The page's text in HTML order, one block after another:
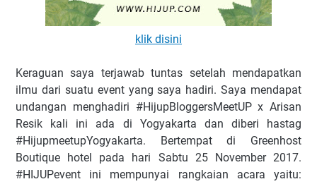
klik disini
Keraguan saya terjawab tuntas setelah mendapatkan
ilmu dari suatu event yang saya hadiri. Saya mendapat
undangan menghadiri #HijupBloggersMeetUP x Arisan
Resik kali ini ada di Yogyakarta dan diberi hastag
#HijupmeetupYogyakarta. Bertempat di Greenhost
Boutique hotel pada hari Sabtu 25 November 2017.
#HIJUPevent ini mempunyai rangkaian acara yaitu: